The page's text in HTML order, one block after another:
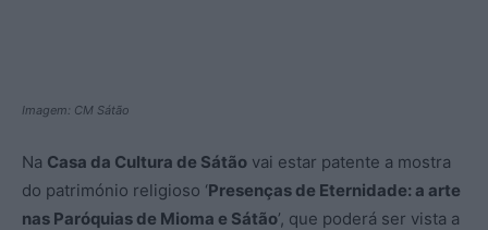
Imagem: CM Sátão
Na Casa da Cultura de Sátão vai estar patente a mostra
do património religioso ‘Presenças de Eternidade: a arte
nas Paróquias de Mioma e Sátão’, que poderá ser vista a